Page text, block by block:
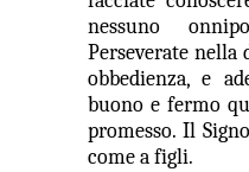
nessuno
Perseverate nella
obbedienza, e
buono e fermo
promesso. Il
come a figli.